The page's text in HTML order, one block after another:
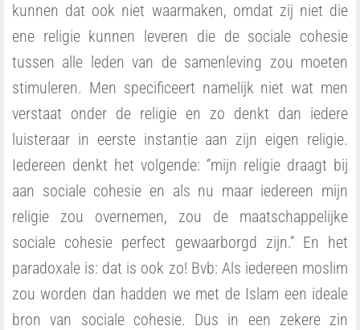
kunnen dat ook niet waarmaken, omdat zij niet die
ene religie kunnen leveren die de sociale cohesie
tussen alle leden van de samenleving zou moeten
stimuleren. Men specificeert namelijk niet wat men
verstaat onder de religie en zo denkt dan iedere
luisteraar in eerste instantie aan zijn eigen religie.
Iedereen denkt het volgende: ‘’mijn religie draagt bij
aan sociale cohesie en als nu maar iedereen mijn
religie zou overnemen, zou de maatschappelijke
sociale cohesie perfect gewaarborgd zijn.’’ En het
paradoxale is: dat is ook zo! Bvb: Als iedereen moslim
zou worden dan hadden we met de Islam een ideale
bron van sociale cohesie. Dus in een zekere zin